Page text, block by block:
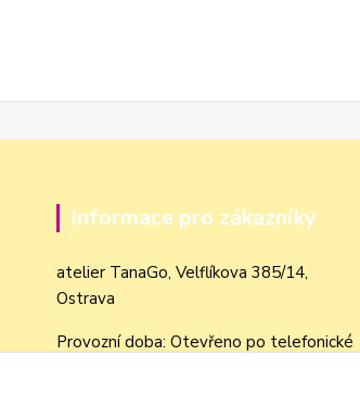
Informace pro zákazníky
atelier TanaGo, Velflíkova 385/14,
Ostrava
Provozní doba: Otevřeno po telefonické